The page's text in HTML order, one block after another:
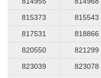
815373
815543
817531
818866
820550
821299
823039
823078